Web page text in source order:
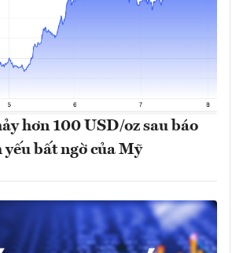
hơn 100 USD/oz sau báo
yếu bất ngờ của Mỹ